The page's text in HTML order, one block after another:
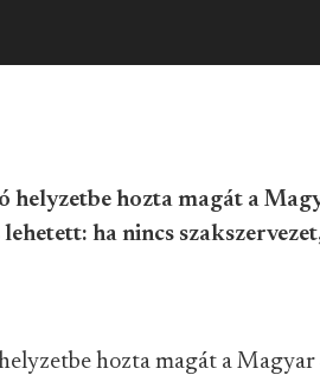
hozta magát a
ha nincs
hozta magát a Magyar